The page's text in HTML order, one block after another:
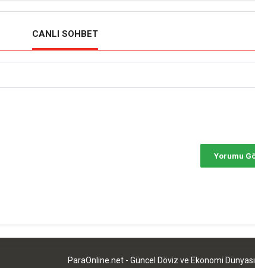
CANLI SOHBET
ParaOnline.net - Güncel Döviz ve Ekonomi Dünyası